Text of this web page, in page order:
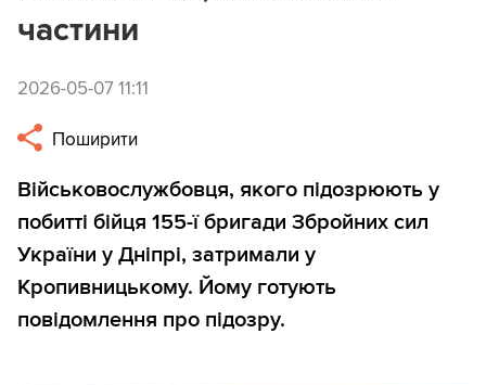
частини
2026-05-07 11:11
Поширити
Військовослужбовця, якого підозрюють у
побитті бійця 155-ї бригади Збройних сил
України у Дніпрі, затримали у
Кропивницькому. Йому готують
повідомлення про підозру.